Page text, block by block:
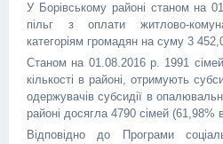
У Борівському районі станом на
пільг з оплати житлово-
категоріям громадян на суму 3
Станом на 01.08.2016 р. 1991
кількості в районі, отримують
одержувачів субсидії в
районі досягла 4790 сімей (61,98%
Відповідно до Програми